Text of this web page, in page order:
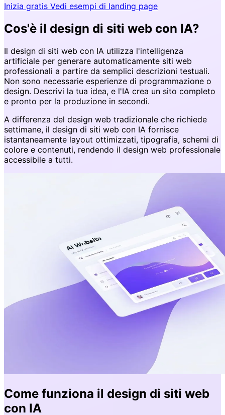
Inizia gratis Vedi esempi di landing page
Cos'è il design di siti web con IA?
Il design di siti web con IA utilizza l'intelligenza
artificiale per generare automaticamente siti web
professionali a partire da semplici descrizioni testuali.
Non sono necessarie esperienze di programmazione o
design. Descrivi la tua idea, e l'IA crea un sito completo
e pronto per la produzione in secondi.
A differenza del design web tradizionale che richiede
settimane, il design di siti web con IA fornisce
istantaneamente layout ottimizzati, tipografia, schemi di
colore e contenuti, rendendo il design web professionale
accessibile a tutti.
Come funziona il design di siti web
con IA